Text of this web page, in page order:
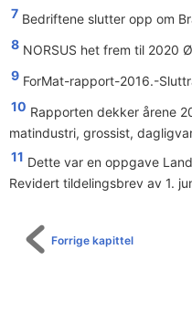
7 Bedriftene slutter opp om
8 NORSUS het frem til 2020
9 ForMat-rapport-2016.-
10 Rapporten dekker årene
matindustri, grossist,
11 Dette var en oppgave
Revidert tildelingsbrev av 1.
Forrige kapittel